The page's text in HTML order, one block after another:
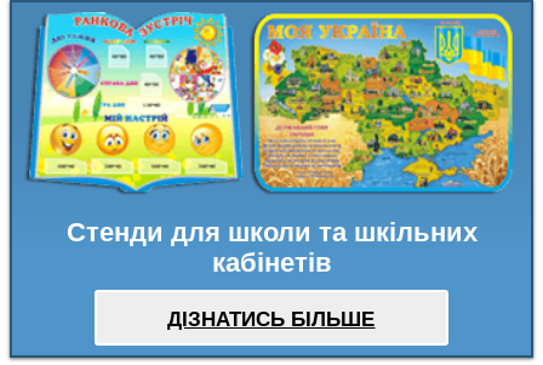
Стенди для школи та шкільних
кабінетів
ДІЗНАТИСЬ БІЛЬШЕ